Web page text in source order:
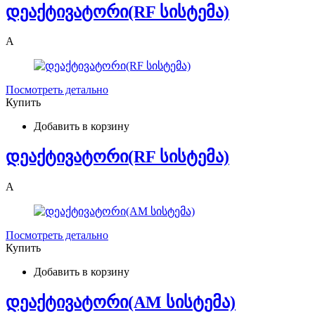
დეაქტივატორი(RF სისტემა)
A
Посмотреть детально
Купить
Добавить в корзину
დეაქტივატორი(RF სისტემა)
A
Посмотреть детально
Купить
Добавить в корзину
დეაქტივატორი(AM სისტემა)